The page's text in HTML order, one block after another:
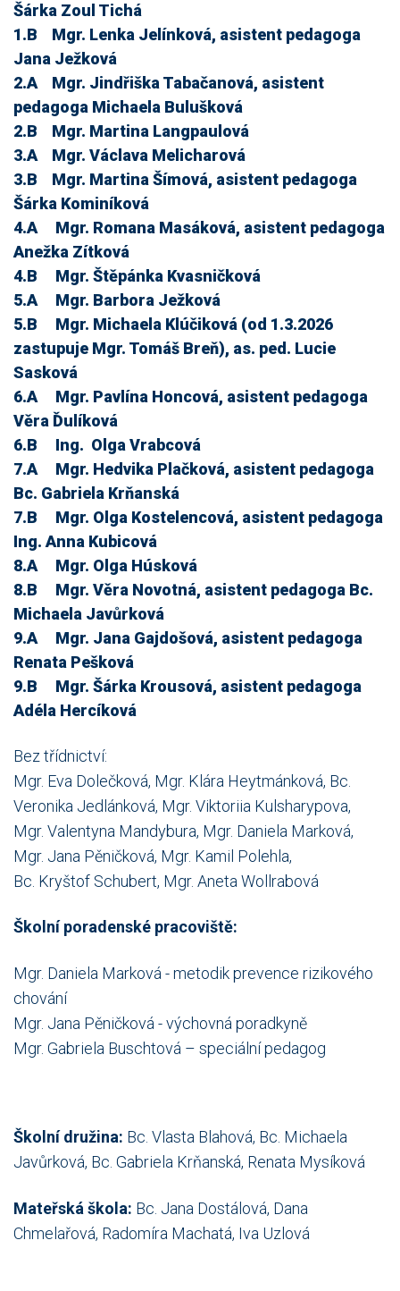
Šárka Zoul Tichá
1.B Mgr. Lenka Jelínková, asistent pedagoga
Jana Ježková
2.A Mgr. Jindřiška Tabačanová, asistent
pedagoga Michaela Bulušková
2.B Mgr. Martina Langpaulová
3.A Mgr. Václava Melicharová
3.B Mgr. Martina Šímová, asistent pedagoga
Šárka Kominíková
4.A Mgr. Romana Masáková, asistent pedagoga
Anežka Zítková
4.B Mgr. Štěpánka Kvasničková
5.A Mgr. Barbora Ježková
5.B Mgr. Michaela Klúčiková (od 1.3.2026
zastupuje Mgr. Tomáš Breň), as. ped. Lucie
Sasková
6.A Mgr. Pavlína Honcová, asistent pedagoga
Věra Ďulíková
6.B Ing. Olga Vrabcová
7.A Mgr. Hedvika Plačková, asistent pedagoga
Bc. Gabriela Krňanská
7.B Mgr. Olga Kostelencová, asistent pedagoga
Ing. Anna Kubicová
8.A Mgr. Olga Húsková
8.B Mgr. Věra Novotná, asistent pedagoga Bc.
Michaela Javůrková
9.A Mgr. Jana Gajdošová, asistent pedagoga
Renata Pešková
9.B Mgr. Šárka Krousová, asistent pedagoga
Adéla Hercíková
Bez třídnictví:
Mgr. Eva Dolečková, Mgr. Klára Heytmánková, Bc.
Veronika Jedlánková, Mgr. Viktoriia Kulsharypova,
Mgr. Valentyna Mandybura, Mgr. Daniela Marková,
Mgr. Jana Pěničková, Mgr. Kamil Polehla,
Bc. Kryštof Schubert, Mgr. Aneta Wollrabová
Školní poradenské pracoviště:
Mgr. Daniela Marková - metodik prevence rizikového
chování
Mgr. Jana Pěničková - výchovná poradkyně
Mgr. Gabriela Buschtová – speciální pedagog
Školní družina: Bc. Vlasta Blahová, Bc. Michaela
Javůrková, Bc. Gabriela Krňanská, Renata Mysíková
Mateřská škola: Bc. Jana Dostálová, Dana
Chmelařová, Radomíra Machatá, Iva Uzlová